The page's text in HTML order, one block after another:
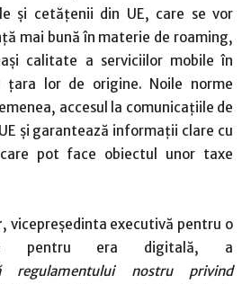
și cetățenii din UE, care se vor
mai bună în materie de roaming,
calitate a serviciilor mobile în
lor de origine. Noile norme
accesul la comunicațiile de
și garantează informații clare cu
pot face obiectul unor taxe
, vicepreședinta executivă pentru o
pentru era digitală, a
regulamentului nostru privind